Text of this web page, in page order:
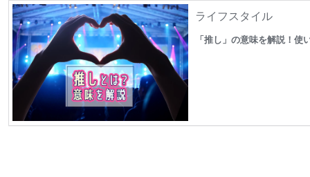
ライフスタイル
「推し」の意味を解説！使